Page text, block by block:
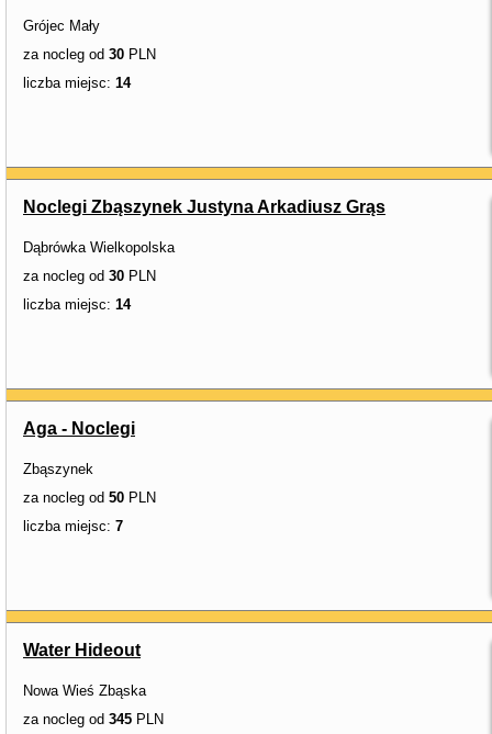
Grójec Mały
za nocleg od 30 PLN
liczba miejsc: 14
Noclegi Zbąszynek Justyna Arkadiusz Grąs
Dąbrówka Wielkopolska
za nocleg od 30 PLN
liczba miejsc: 14
Aga - Noclegi
Zbąszynek
za nocleg od 50 PLN
liczba miejsc: 7
Water Hideout
Nowa Wieś Zbąska
za nocleg od 345 PLN